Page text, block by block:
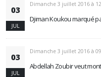
03
JUL
Dimanche 3 juillet 2016 à
Djiman Koukou marqué
03
JUL
Dimanche 3 juillet 2016 à
Abdellah Zoubir veut